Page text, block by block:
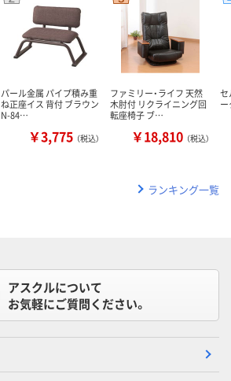
パール金属 パイプ積み重
ね正座イス 背付 ブラウン
N-84…
￥3,775 （税込）
ファミリー・ライフ 天然
木肘付 リクライニング回
転座椅子 ブ…
￥18,810 （税込）
セ
ランキング一覧
アスクルについて
お気軽にご質問ください。